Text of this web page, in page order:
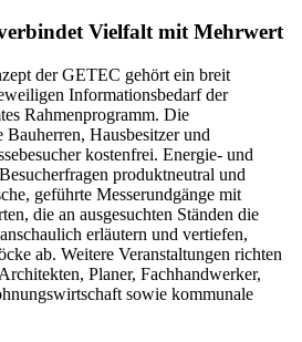
Vielfalt mit Mehrwert
der GETEC gehört ein breit
Informationsbedarf der
Rahmenprogramm. Die
Hausbesitzer und
kostenfrei. Energie- und
produktneutral und
geführte Messerundgänge mit
die an ausgesuchten Ständen die
erläutern und vertiefen,
ab. Weitere Veranstaltungen richten
Planer, Fachhandwerker,
sowie kommunale